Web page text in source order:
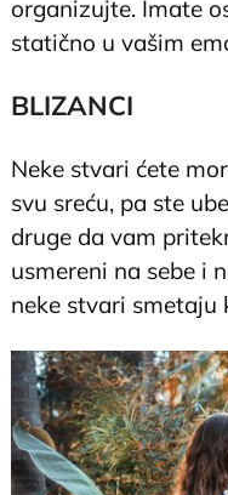
organizujte. Imate
statično u vašim
BLIZANCI
Neke stvari ćete
svu sreću, pa ste
druge da vam
usmereni na sebe i
neke stvari smetaju